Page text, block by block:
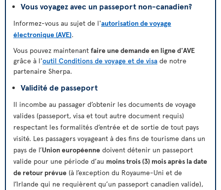
Vous voyagez avec un passeport non-canadien?
Informez-vous au sujet de l'autorisation de voyage
électronique (AVE).
Vous pouvez maintenant faire une demande en ligne d'AVE
grâce à l'outil Conditions de voyage et de visa
partenaire Sherpa.
Validité de passeport
Il incombe au passager d’obtenir les documents de voyage
valides (passeport, visa et tout autre document requis)
respectant les formalités d’entrée et de sortie de tout pays
visité. Les passagers voyageant à des fins de tourisme dans un
pays de l’Union européenne doivent détenir un passeport
valide pour une période d’au moins trois (3) mois après la date
de retour prévue (à l’exception du Royaume-Uni et de
l’Irlande qui ne requièrent qu’un passeport canadien valide),